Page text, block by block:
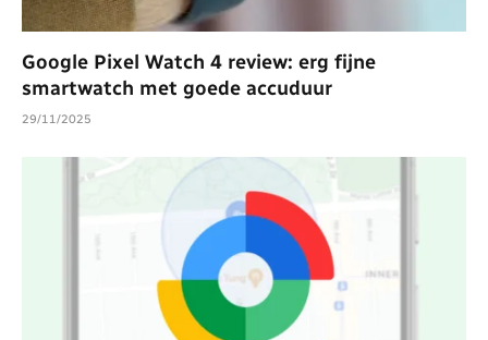
Google Pixel Watch 4 review: erg fijne
smartwatch met goede accuduur
29/11/2025